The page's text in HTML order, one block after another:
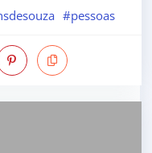
#pessoas